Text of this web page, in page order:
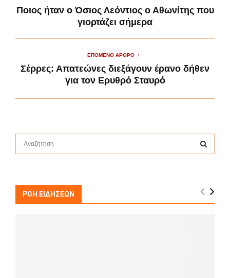
Ποιος ήταν ο Όσιος Λεόντιος ο Αθωνίτης που
γιορτάζει σήμερα
ΕΠΌΜΕΝΟ ΆΡΘΡΟ
Σέρρες: Απατεώνες διεξάγουν έρανο δήθεν
για τον Ερυθρό Σταυρό
f
A
ΡΟΗ ΕΙΔΗΣΕΩΝ